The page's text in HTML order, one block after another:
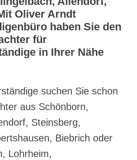
Oliver Arndt
haben Sie den
für
in Ihrer Nähe
suchen Sie schon
aus Schönborn,
Steinsberg,
Biebrich oder
Lohrheim,